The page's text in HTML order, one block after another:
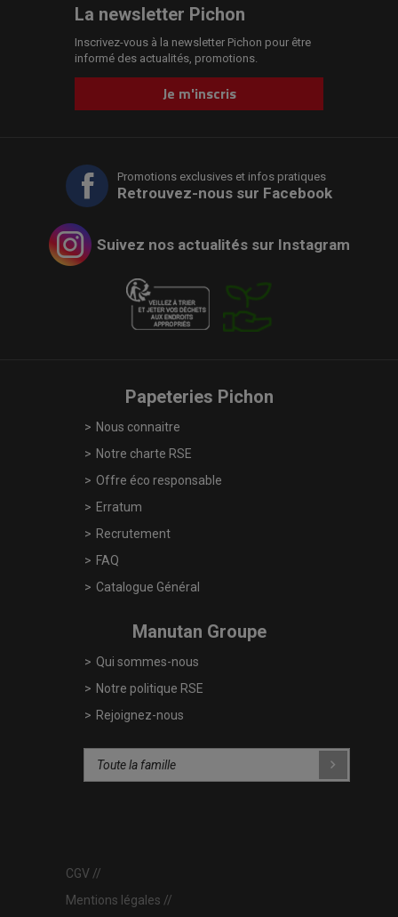
La newsletter Pichon
Inscrivez-vous à la newsletter Pichon pour être
informé des actualités, promotions.
Je m'inscris
Promotions exclusives et infos pratiques
Retrouvez-nous sur Facebook
Suivez nos actualités sur Instagram
Papeteries Pichon
Nous connaitre
Notre charte RSE
Offre éco responsable
Erratum
Recrutement
FAQ
Catalogue Général
Manutan Groupe
Qui sommes-nous
Notre politique RSE
Rejoignez-nous
CGV
Mentions légales